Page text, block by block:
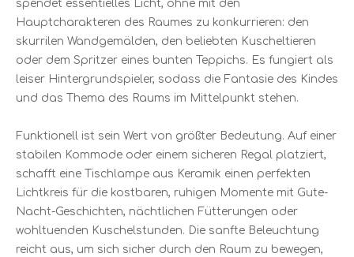
spendet essentielles Licht, ohne mit den
Hauptcharakteren des Raumes zu konkurrieren: den
skurrilen Wandgemälden, den beliebten Kuscheltieren
oder dem Spritzer eines bunten Teppichs. Es fungiert als
leiser Hintergrundspieler, sodass die Fantasie des Kindes
und das Thema des Raums im Mittelpunkt stehen.
Funktionell ist sein Wert von größter Bedeutung. Auf einer
stabilen Kommode oder einem sicheren Regal platziert,
schafft eine Tischlampe aus Keramik einen perfekten
Lichtkreis für die kostbaren, ruhigen Momente mit Gute-
Nacht-Geschichten, nächtlichen Fütterungen oder
wohltuenden Kuschelstunden. Die sanfte Beleuchtung
reicht aus, um sich sicher durch den Raum zu bewegen,